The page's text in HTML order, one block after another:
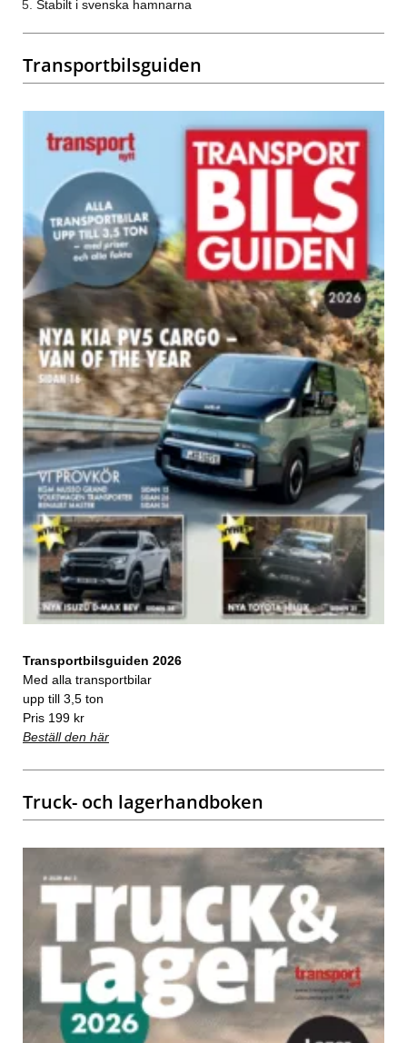
Stabilt i svenska hamnarna
Transportbilsguiden
Transportbilsguiden 2026
Med alla transportbilar
upp till 3,5 ton
Pris 199 kr
Beställ den här
Truck- och lagerhandboken